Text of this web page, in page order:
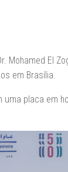
Mohamed El
em Brasília.
placa em